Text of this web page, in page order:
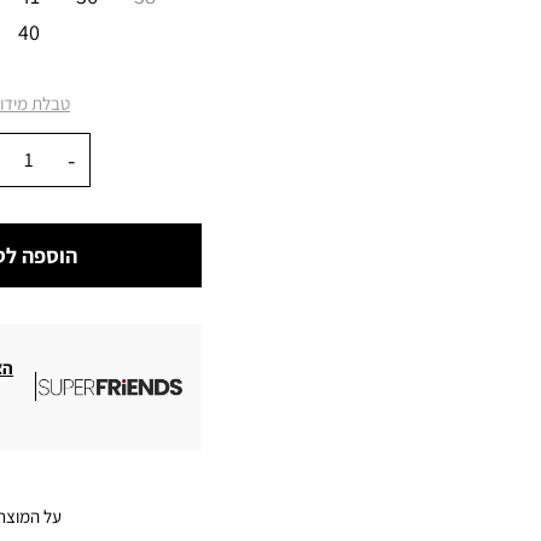
40
טבלת
הוספה
על